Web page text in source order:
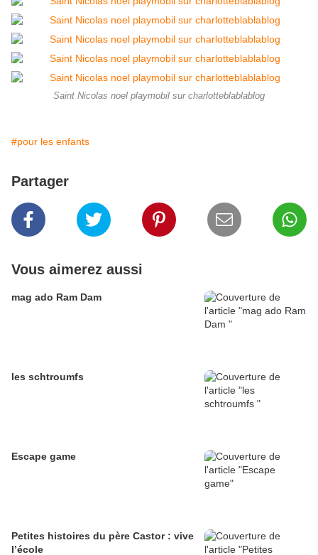
Saint Nicolas noel playmobil sur charlotteblablablog
#pour les enfants
Partager
Vous aimerez aussi
mag ado Ram Dam
les schtroumfs
Escape game
Petites histoires du père Castor : vive
l’école